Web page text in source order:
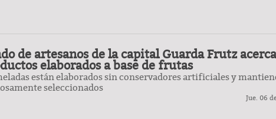
de artesanos de la capital Guarda Frutz
elaborados a base de frutas
están elaborados sin conservadores artificiales y
seleccionados
Jue. 06